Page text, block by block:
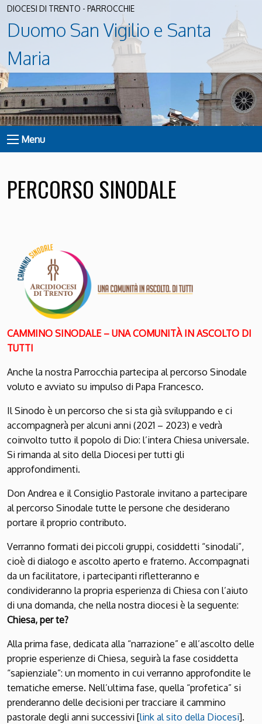
DIOCESI DI TRENTO - PARROCCHIE
Duomo San Vigilio e Santa
Maria
Menu
PERCORSO SINODALE
CAMMINO SINODALE – UNA COMUNITÀ IN ASCOLTO DI
TUTTI
Anche la nostra Parrocchia partecipa al percorso Sinodale
voluto e avviato su impulso di Papa Francesco.
Il Sinodo è un percorso che si sta già sviluppando e ci
accompagnerà per alcuni anni (2021 – 2023) e vedrà
coinvolto tutto il popolo di Dio: l’intera Chiesa universale.
Si rimanda al sito della Diocesi per tutti gli
approfondimenti.
Don Andrea e il Consiglio Pastorale invitano a partecipare
al percorso Sinodale tutte le persone che desiderano
portare il proprio contributo.
Verranno formati dei piccoli gruppi, cosiddetti “sinodali”,
cioè di dialogo e ascolto aperto e fraterno. Accompagnati
da un facilitatore, i partecipanti rifletteranno e
condivideranno la propria esperienza di Chiesa con l’aiuto
di una domanda, che nella nostra diocesi è la seguente:
Chiesa, per te?
Alla prima fase, dedicata alla “narrazione” e all’ascolto delle
proprie esperienze di Chiesa, seguirà la fase cosiddetta
“sapienziale”: un momento in cui verranno approfondite le
tematiche emerse. Nell’ultima fase, quella “profetica” si
prenderanno delle decisioni per tracciare il cammino
pastorale degli anni successivi [link al sito della Diocesi].